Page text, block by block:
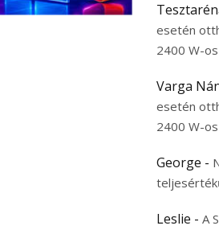
esetén
2400 W-
Varga
esetén
2400 W-
George -
Leslie - A